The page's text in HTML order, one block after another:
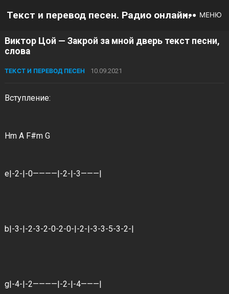
Текст и перевод песен. Радио онлайн. МЕНЮ
Виктор Цой — Закрой за мной дверь текст песни,
слова
ТЕКСТ И ПЕРЕВОД ПЕСЕН 10.09.2021
Вступление:
Hm A F#m G
e|-2-|-0————|-2-|-3———|
b|-3-|-2-3-2-0-2-0-|-2-|-3-3-5-3-2-|
g|-4-|-2————|-2-|-4———|